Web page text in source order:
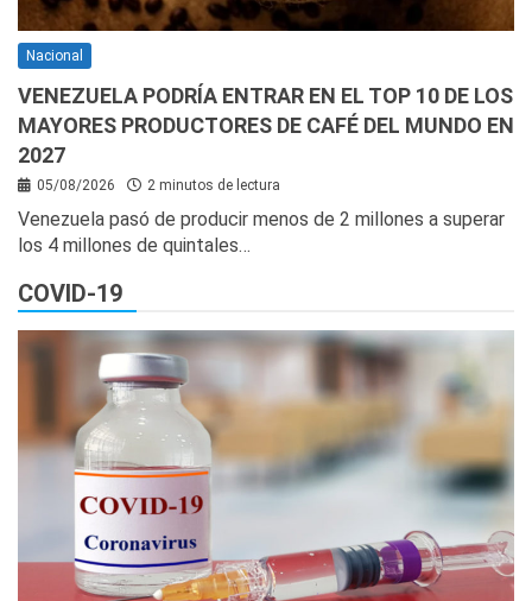
Nacional
VENEZUELA PODRÍA ENTRAR EN EL TOP 10 DE LOS
MAYORES PRODUCTORES DE CAFÉ DEL MUNDO EN
2027
05/08/2026 2 minutos de lectura
Venezuela pasó de producir menos de 2 millones a superar
los 4 millones de quintales…
COVID-19